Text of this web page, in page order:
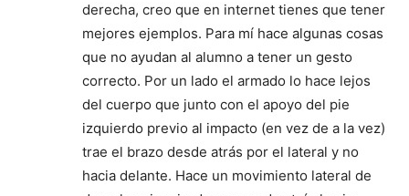
derecha, creo que en internet tienes que tener
mejores ejemplos. Para mí hace algunas cosas
que no ayudan al alumno a tener un gesto
correcto. Por un lado el armado lo hace lejos
del cuerpo que junto con el apoyo del pie
izquierdo previo al impacto (en vez de a la vez)
trae el brazo desde atrás por el lateral y no
hacia delante. Hace un movimiento lateral de